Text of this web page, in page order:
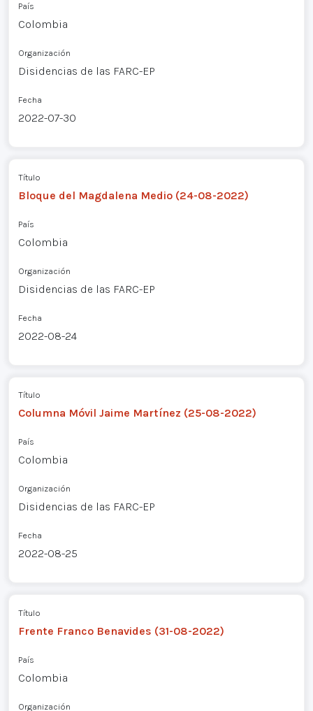
País
Colombia
Organización
Disidencias de las FARC-EP
Fecha
2022-07-30
Título
Bloque del Magdalena Medio (24-08-2022)
País
Colombia
Organización
Disidencias de las FARC-EP
Fecha
2022-08-24
Título
Columna Móvil Jaime Martínez (25-08-2022)
País
Colombia
Organización
Disidencias de las FARC-EP
Fecha
2022-08-25
Título
Frente Franco Benavides (31-08-2022)
País
Colombia
Organización